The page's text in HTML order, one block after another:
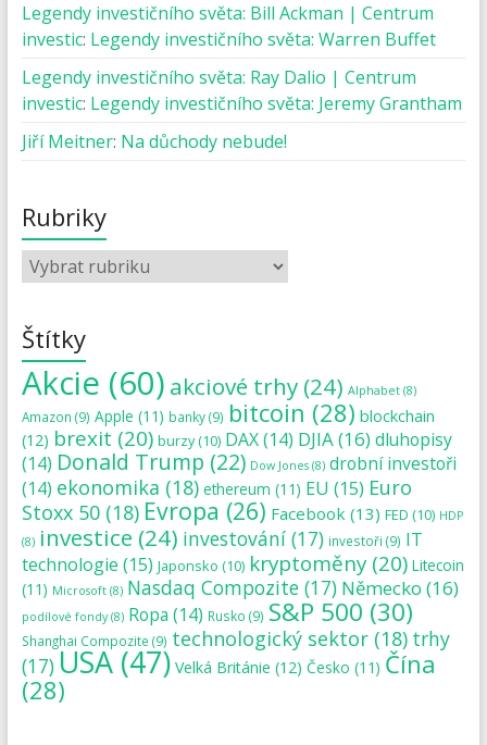
Legendy investičního světa: Bill Ackman | Centrum
investic: Legendy investičního světa: Warren Buffet
Legendy investičního světa: Ray Dalio | Centrum
investic: Legendy investičního světa: Jeremy Grantham
Jiří Meitner: Na důchody nebude!
Rubriky
Štítky
Akcie (60) akciové trhy(24) Alphabet(8)
Amazon (9) Apple (11) banky(9) bitcoin (28) blockchain
(12) brexit (20) burzy(10) DAX(14) DJIA(16)dluhopisy
(14) Donald Trump (22) Dow Jones(8) drobní investoři
(14) ekonomika (18) ethereum (11) EU (15) Euro
Stoxx 50(18) Evropa (26) Facebook (13) FED (10) HDP
(8) investice (24) investování(17) investoři (9) IT
technologie (15) Japonsko (10) kryptoměny(20) Litecoin
(11) Microsoft(8) Nasdaq Compozite(17) Německo (16)
podílové fondy(8) Ropa (14) Rusko (9) S&P 500 (30)
Shanghai Compozite (9) technologický sektor(18) trhy
(17)USA(47) Velká Británie (12) Česko (11) Čína
(28)